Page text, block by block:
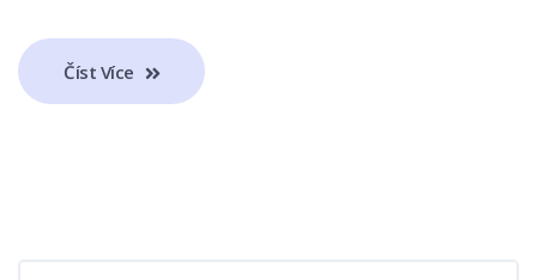
Číst Více